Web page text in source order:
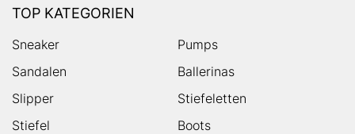
TOP KATEGORIEN
Sneaker
Pumps
Sandalen
Ballerinas
Slipper
Stiefeletten
Stiefel
Boots